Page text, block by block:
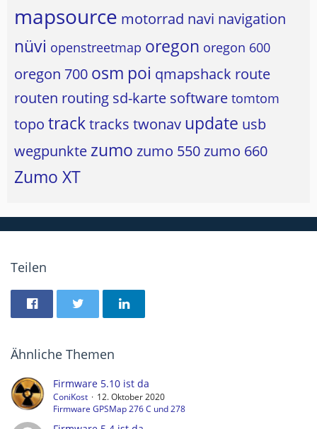
mapsource motorrad navi navigation
nüvi openstreetmap oregon oregon 600
oregon 700 osm poi qmapshack route
routen routing sd-karte software tomtom
topo tracktracks twonav update usb
wegpunkte zumo zumo 550zumo 660
Zumo XT
Teilen
Ähnliche Themen
Firmware 5.10 ist da
ConiKost
12. Oktober 2020
Firmware GPSMap 276 C und 278